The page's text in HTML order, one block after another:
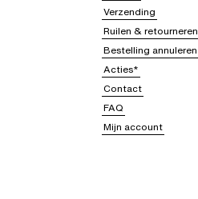
Verzending
Ruilen & retourneren
Bestelling annuleren
Acties*
Contact
FAQ
Mijn account